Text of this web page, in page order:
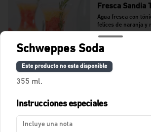
Fresca Sandia
Agua fresca con
felices de naranja y
$11.400
Agua de tamarindo.
Schweppes Soda
Este producto no esta disponible
355 ml.
Instrucciones especiales